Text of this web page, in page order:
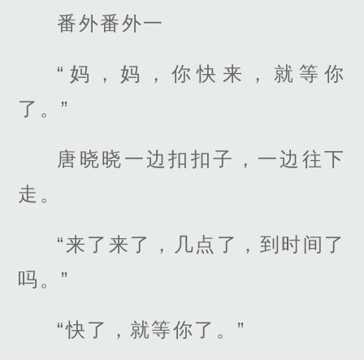
番外番外一
“妈，妈，你快来，就等你
了。”
唐晓晓一边扣扣子，一边往下
走。
“来了来了，几点了，到时间了
吗。”
“快了，就等你了。”